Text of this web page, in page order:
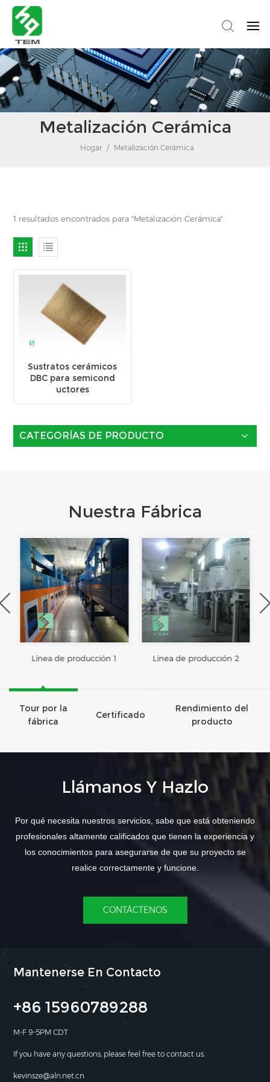
Metalización Cerámica
Hogar / Metalización Cerámica
1 resultados encontrados para "Metalización Cerámica"
Sustratos cerámicos
DBC para semicond
uctores
CATEGORÍAS DE PRODUCTO
Nuestra Fábrica
Línea de producción 1 Línea de producción 2
Tour por la
fábrica
Certificado
Rendimiento del
producto
Llámanos Y Hazlo
Por qué necesita nuestros servicios, sabe que está obteniendo
profesionales altamente calificados que tienen la experiencia y
los conocimientos para asegurarse de que su proyecto se
realice correctamente y funcione.
CONTÁCTENOS
Mantenerse En Contacto
+86 15960789288
M-F 9-5PM CDT
If you have any questions, please feel free to contact us.
kevinsze@aln.net.cn